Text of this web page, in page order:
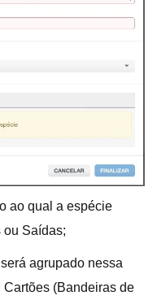
ao qual a espécie
ou Saídas;
agrupado nessa
(Bandeiras de